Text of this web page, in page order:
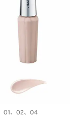
01、02、04